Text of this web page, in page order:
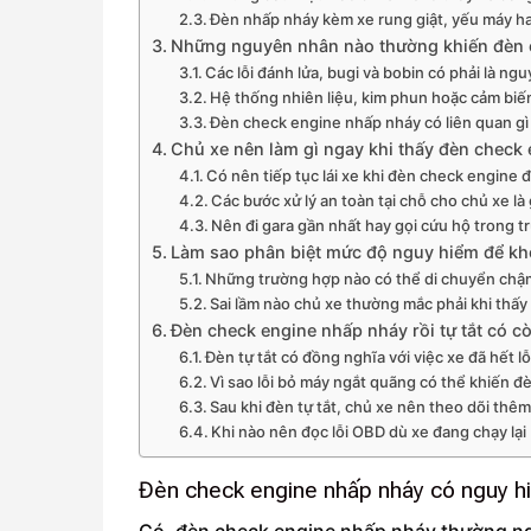
Đèn nhấp nháy kèm xe rung giật, yếu máy
Những nguyên nhân nào thường khiến đèn
Các lỗi đánh lửa, bugi và bobin có phải là
Hệ thống nhiên liệu, kim phun hoặc cảm
Đèn check engine nhấp nháy có liên quan
Chủ xe nên làm gì ngay khi thấy đèn check
Có nên tiếp tục lái xe khi đèn check engine
Các bước xử lý an toàn tại chỗ cho chủ xe là
Nên đi gara gần nhất hay gọi cứu hộ trong
Làm sao phân biệt mức độ nguy hiểm để
Những trường hợp nào có thể di chuyển
Sai lầm nào chủ xe thường mắc phải khi
Đèn check engine nhấp nháy rồi tự tắt có
Đèn tự tắt có đồng nghĩa với việc xe đã hết
Vì sao lỗi bỏ máy ngắt quãng có thể khiến
Sau khi đèn tự tắt, chủ xe nên theo dõi
Khi nào nên đọc lỗi OBD dù xe đang chạy
Đèn check engine nhấp nháy có nguy